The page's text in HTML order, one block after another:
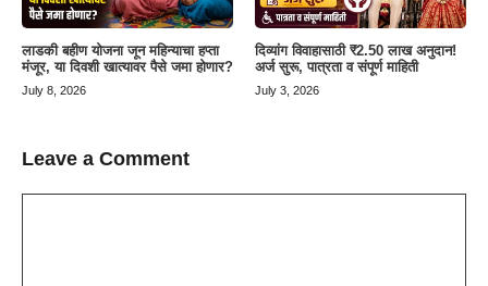
लाडकी बहीण योजना जून महिन्याचा हप्ता
मंजूर, या दिवशी खात्यावर पैसे जमा होणार?
July 8, 2026
दिव्यांग विवाहासाठी ₹2.50 लाख अनुदान!
अर्ज सुरू, पात्रता व संपूर्ण माहिती
July 3, 2026
Leave a Comment